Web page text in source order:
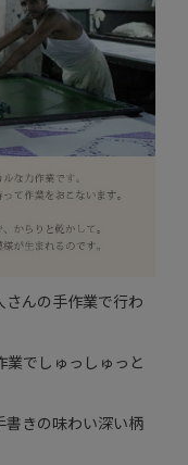
さんの手作業で行わ
でしゅっしゅっと
きの味わい深い柄